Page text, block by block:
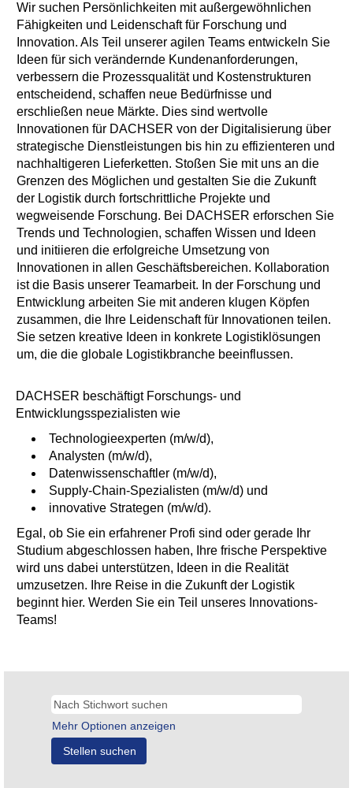
Wir suchen Persönlichkeiten mit außergewöhnlichen
Fähigkeiten und Leidenschaft für Forschung und
Innovation. Als Teil unserer agilen Teams entwickeln Sie
Ideen für sich verändernde Kundenanforderungen,
verbessern die Prozessqualität und Kostenstrukturen
entscheidend, schaffen neue Bedürfnisse und
erschließen neue Märkte. Dies sind wertvolle
Innovationen für DACHSER von der Digitalisierung über
strategische Dienstleistungen bis hin zu effizienteren und
nachhaltigeren Lieferketten. Stoßen Sie mit uns an die
Grenzen des Möglichen und gestalten Sie die Zukunft
der Logistik durch fortschrittliche Projekte und
wegweisende Forschung. Bei DACHSER erforschen Sie
Trends und Technologien, schaffen Wissen und Ideen
und initiieren die erfolgreiche Umsetzung von
Innovationen in allen Geschäftsbereichen. Kollaboration
ist die Basis unserer Teamarbeit. In der Forschung und
Entwicklung arbeiten Sie mit anderen klugen Köpfen
zusammen, die Ihre Leidenschaft für Innovationen teilen.
Sie setzen kreative Ideen in konkrete Logistiklösungen
um, die die globale Logistikbranche beeinflussen.
DACHSER beschäftigt Forschungs- und
Entwicklungsspezialisten wie
Technologieexperten (m/w/d),
Analysten (m/w/d),
Datenwissenschaftler (m/w/d),
Supply-Chain-Spezialisten (m/w/d) und
innovative Strategen (m/w/d).
Egal, ob Sie ein erfahrener Profi sind oder gerade Ihr
Studium abgeschlossen haben, Ihre frische Perspektive
wird uns dabei unterstützen, Ideen in die Realität
umzusetzen. Ihre Reise in die Zukunft der Logistik
beginnt hier. Werden Sie ein Teil unseres Innovations-
Teams!
Mehr Optionen anzeigen